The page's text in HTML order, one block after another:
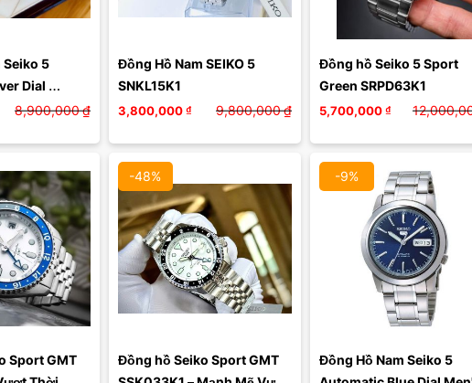
Seiko 5
Dial
Men's
8,900,000₫
Đồng Hồ Nam SEIKO 5
SNKL15K1
3,800,000 ₫ 9,800,000₫
Đồng hồ Seiko 5 Sport
Green SRPD63K1
5,700,000 ₫
Sport GMT
-48%
Đồng hồ Seiko Sport GMT
-9%
Màu mặt:
Xóa
Đồng Hồ Nam Seiko 5